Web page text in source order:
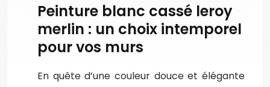
Peinture blanc cassé leroy
merlin : un choix intemporel
pour vos murs
En quête d’une couleur douce et élégante